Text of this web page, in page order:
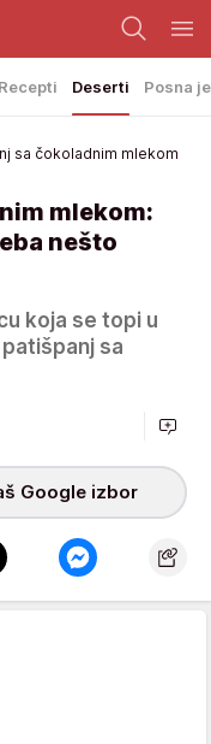
Recepti Deserti Posna
sa čokoladnim mlekom
mlekom:
nešto
koja se topi u
sa
Google izbor